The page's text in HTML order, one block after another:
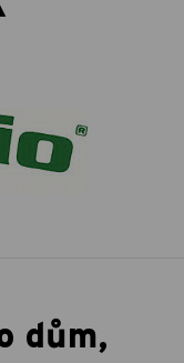
dům,